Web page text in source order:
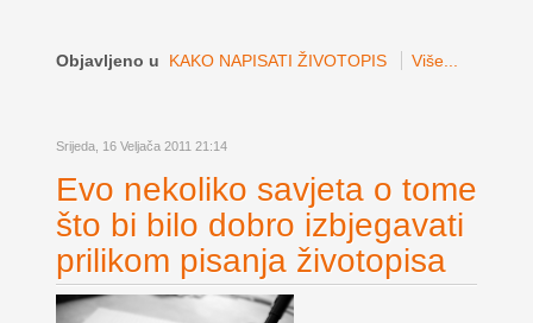
Objavljeno u KAKO NAPISATI ŽIVOTOPIS Više...
Srijeda, 16 Veljača 2011 21:14
Evo nekoliko savjeta o tome
što bi bilo dobro izbjegavati
prilikom pisanja životopisa